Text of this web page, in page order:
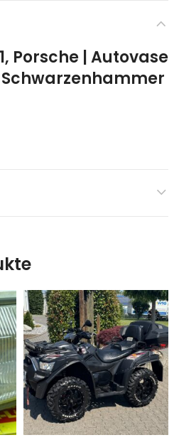
Porsche | Autovase